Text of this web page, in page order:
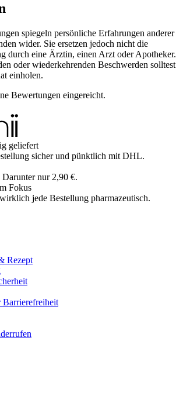
spiegeln persönliche Erfahrungen anderer
wider. Sie ersetzen jedoch nicht die
durch eine Ärztin, einen Arzt oder Apotheker.
oder wiederkehrenden Beschwerden solltest
einholen.
Bewertungen eingereicht.
geliefert
sicher und pünktlich mit DHL.
nur 2,90 €.
Fokus
jede Bestellung pharmazeutisch.
Rezept